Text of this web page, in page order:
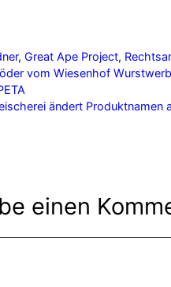
,Great Ape Project,
vom Wiesenhof
ändert Produktnamen
einen